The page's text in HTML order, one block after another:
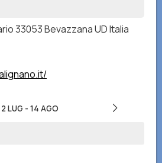
33053 Bevazzana UD Italia
2 LUG - 14 AGO